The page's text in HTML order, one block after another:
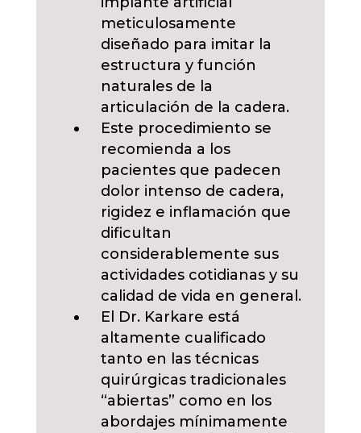
meticulosamente
diseñado para imitar la
estructura y función
naturales de la
articulación de la cadera.
Este procedimiento se
recomienda a los
pacientes que padecen
dolor intenso de cadera,
rigidez e inflamación que
dificultan
considerablemente sus
actividades cotidianas y su
calidad de vida en general.
El Dr. Karkare está
altamente cualificado
tanto en las técnicas
quirúrgicas tradicionales
“abiertas” como en los
abordajes mínimamente